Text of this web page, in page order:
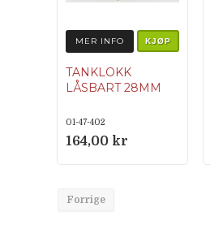
MER INFO KJØP
TANKLOKK
LÅSBART 28MM
01-47-402
164,00 kr
Forrige